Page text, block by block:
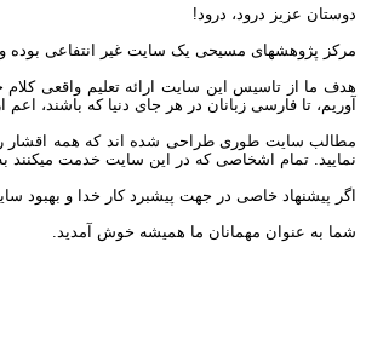
دوستان عزیز درود، درود!
مرکز پژوهشهای مسیحی یک سایت غیر انتفاعی بوده
هدف ما از تاسیس این سایت ارائه تعلیم واقعی
آوریم، تا فارسی زبانان در هر جای دنیا که باشند،
مطالب سایت طوری طراحی شده اند که همه اقشار را
نمایید. تمام اشخاصی که در این سایت خدمت میکنند
اگر پیشنهاد خاصی در جهت پیشبرد کار خدا و بهبود
شما به عنوان مهمانان ما همیشه خوش آمدید.